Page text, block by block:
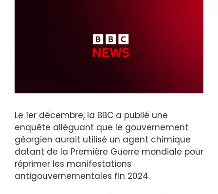
Le 1er décembre, la BBC a publié une
enquête alléguant que le gouvernement
géorgien aurait utilisé un agent chimique
datant de la Première Guerre mondiale pour
réprimer les manifestations
antigouvernementales fin 2024.